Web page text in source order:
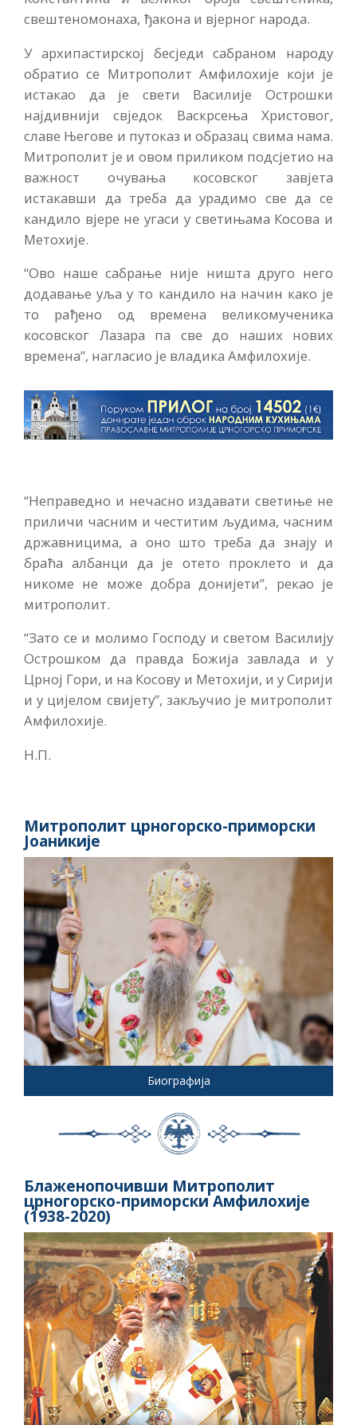
свештеномонаха, ђакона и вјерног народа.
У архипастирској бесједи сабраном народу
обратио се Митрополит Амфилохије који је
истакао да је свети Василије Острошки
најдивнији свједок Васкрсења Христовог,
славе Његове и путоказ и образац свима нама.
Митрополит је и овом приликом подсјетио на
важност очувања косовског завјета
истакавши да треба да урадимо све да се
кандило вјере не угаси у светињама Косова и
Метохије.
“Ово наше сабрање није ништа друго него
додавање уља у то кандило на начин како је
то рађено од времена великомученика
косовског Лазара па све до наших нових
времена”, нагласио је владика Амфилохије.
“Неправедно и нечасно издавати светиње не
приличи часним и честитим људима, часним
државницима, а оно што треба да знају и
браћа албанци да је отето проклето и да
никоме не може добра донијети”, рекао је
митрополит.
“Зато се и молимо Господу и светом Василију
Острошком да правда Божија завлада и у
Црној Гори, и на Косову и Метохији, и у Сирији
и у цијелом свијету”, закључио је митрополит
Амфилохије.
Н.П.
Митрополит црногорско-приморски
Јоаникије
Биографија
Блаженопочивши Митрополит
црногорско-приморски Амфилохије
(1938-2020)